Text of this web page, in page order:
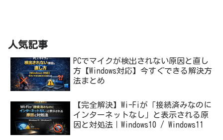
人気記事
PCでマイクが検出されない原因と直し
方【Windows対応】今すぐできる解決方
法まとめ
【完全解決】Wi-Fiが「接続済みなのに
インターネットなし」と表示される原
因と対処法｜Windows10 / Windows11